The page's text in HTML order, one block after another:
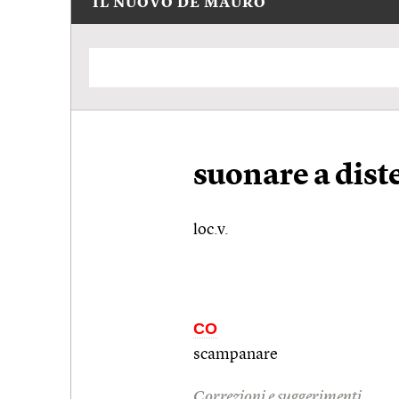
IL NUOVO DE MAURO
suonare a
loc.v.
CO
scampanare